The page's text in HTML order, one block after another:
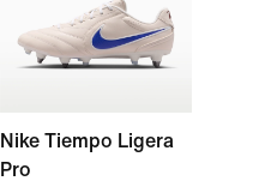
Nike Tiempo Ligera
Pro